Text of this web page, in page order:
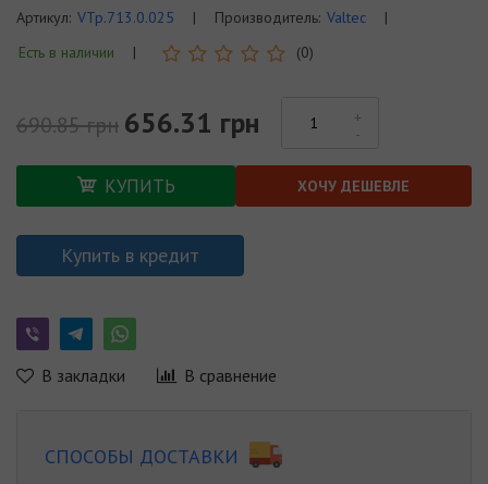
Артикул: VTp.713.0.025 | Производитель: Valtec
|
Есть в наличии
| (0)
690.85 грн 656.31 грн
КУПИТЬ ХОЧУ ДЕШЕВЛЕ
Купить в кредит
В закладки В сравнение
СПОСОБЫ ДОСТАВКИ